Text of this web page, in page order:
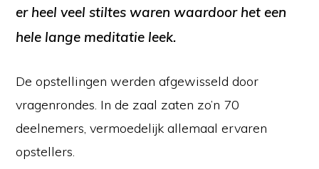
er heel veel stiltes waren waardoor het een
hele lange meditatie leek.
De opstellingen werden afgewisseld door
vragenrondes. In de zaal zaten zo’n 70
deelnemers, vermoedelijk allemaal ervaren
opstellers.